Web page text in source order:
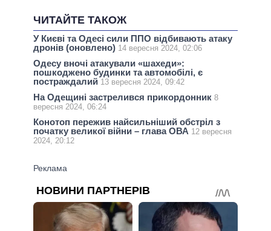
ЧИТАЙТЕ ТАКОЖ
У Києві та Одесі сили ППО відбивають атаку
дронів (оновлено) 14 вересня 2024, 02:06
Одесу вночі атакували «шахеди»:
пошкоджено будинки та автомобілі, є
постраждалий 13 вересня 2024, 09:42
На Одещині застрелився прикордонник 8
вересня 2024, 06:24
Конотоп пережив найсильніший обстріл з
початку великої війни – глава ОВА 12 вересня
2024, 20:12